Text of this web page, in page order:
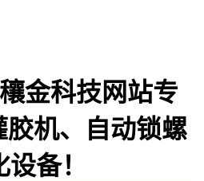
金科技网站专
机、自动锁螺
备！